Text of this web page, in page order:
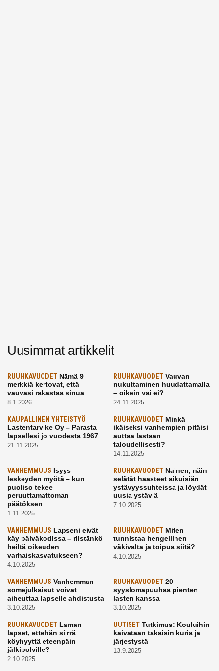
Uusimmat artikkelit
RUUHKAVUODET Nämä 9
merkkiä kertovat, että
vauvasi rakastaa sinua
8.1.2026
RUUHKAVUODETVauvan
nukuttaminen huudattamalla
– oikein vai ei?
24.11.2025
KAUPALLINEN YHTEISTYÖ
Lastentarvike Oy – Parasta
lapsellesi jo vuodesta 1967
21.11.2025
RUUHKAVUODETMinkä
ikäiseksi vanhempien pitäisi
auttaa lastaan
taloudellisesti?
14.11.2025
VANHEMMUUS Isyys
leskeyden myötä – kun
puoliso tekee
peruuttamattoman
päätöksen
1.11.2025
RUUHKAVUODETNainen, näin
selätät haasteet aikuisiän
ystävyyssuhteissa ja löydät
uusia ystäviä
7.10.2025
VANHEMMUUS Lapseni eivät
käy päiväkodissa – riistänkö
heiltä oikeuden
varhaiskasvatukseen?
4.10.2025
RUUHKAVUODETMiten
tunnistaa hengellinen
väkivalta ja toipua siitä?
4.10.2025
VANHEMMUUS Vanhemman
somejulkaisut voivat
aiheuttaa lapselle ahdistusta
3.10.2025
RUUHKAVUODET20
syyslomapuuhaa pienten
lasten kanssa
3.10.2025
RUUHKAVUODET Laman
lapset, ettehän siirrä
köyhyyttä eteenpäin
jälkipolville?
2.10.2025
UUTISETTutkimus: Kouluihin
kaivataan takaisin kuria ja
järjestystä
13.9.2025